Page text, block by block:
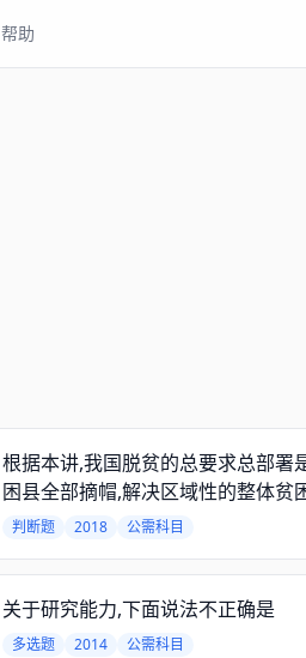
帮助
根据本讲,我国脱贫的总要求总部署
困县全部摘帽,解决区域性的整体贫
判断题 2018 公需科目
关于研究能力,下面说法不正确是
多选题 2014 公需科目